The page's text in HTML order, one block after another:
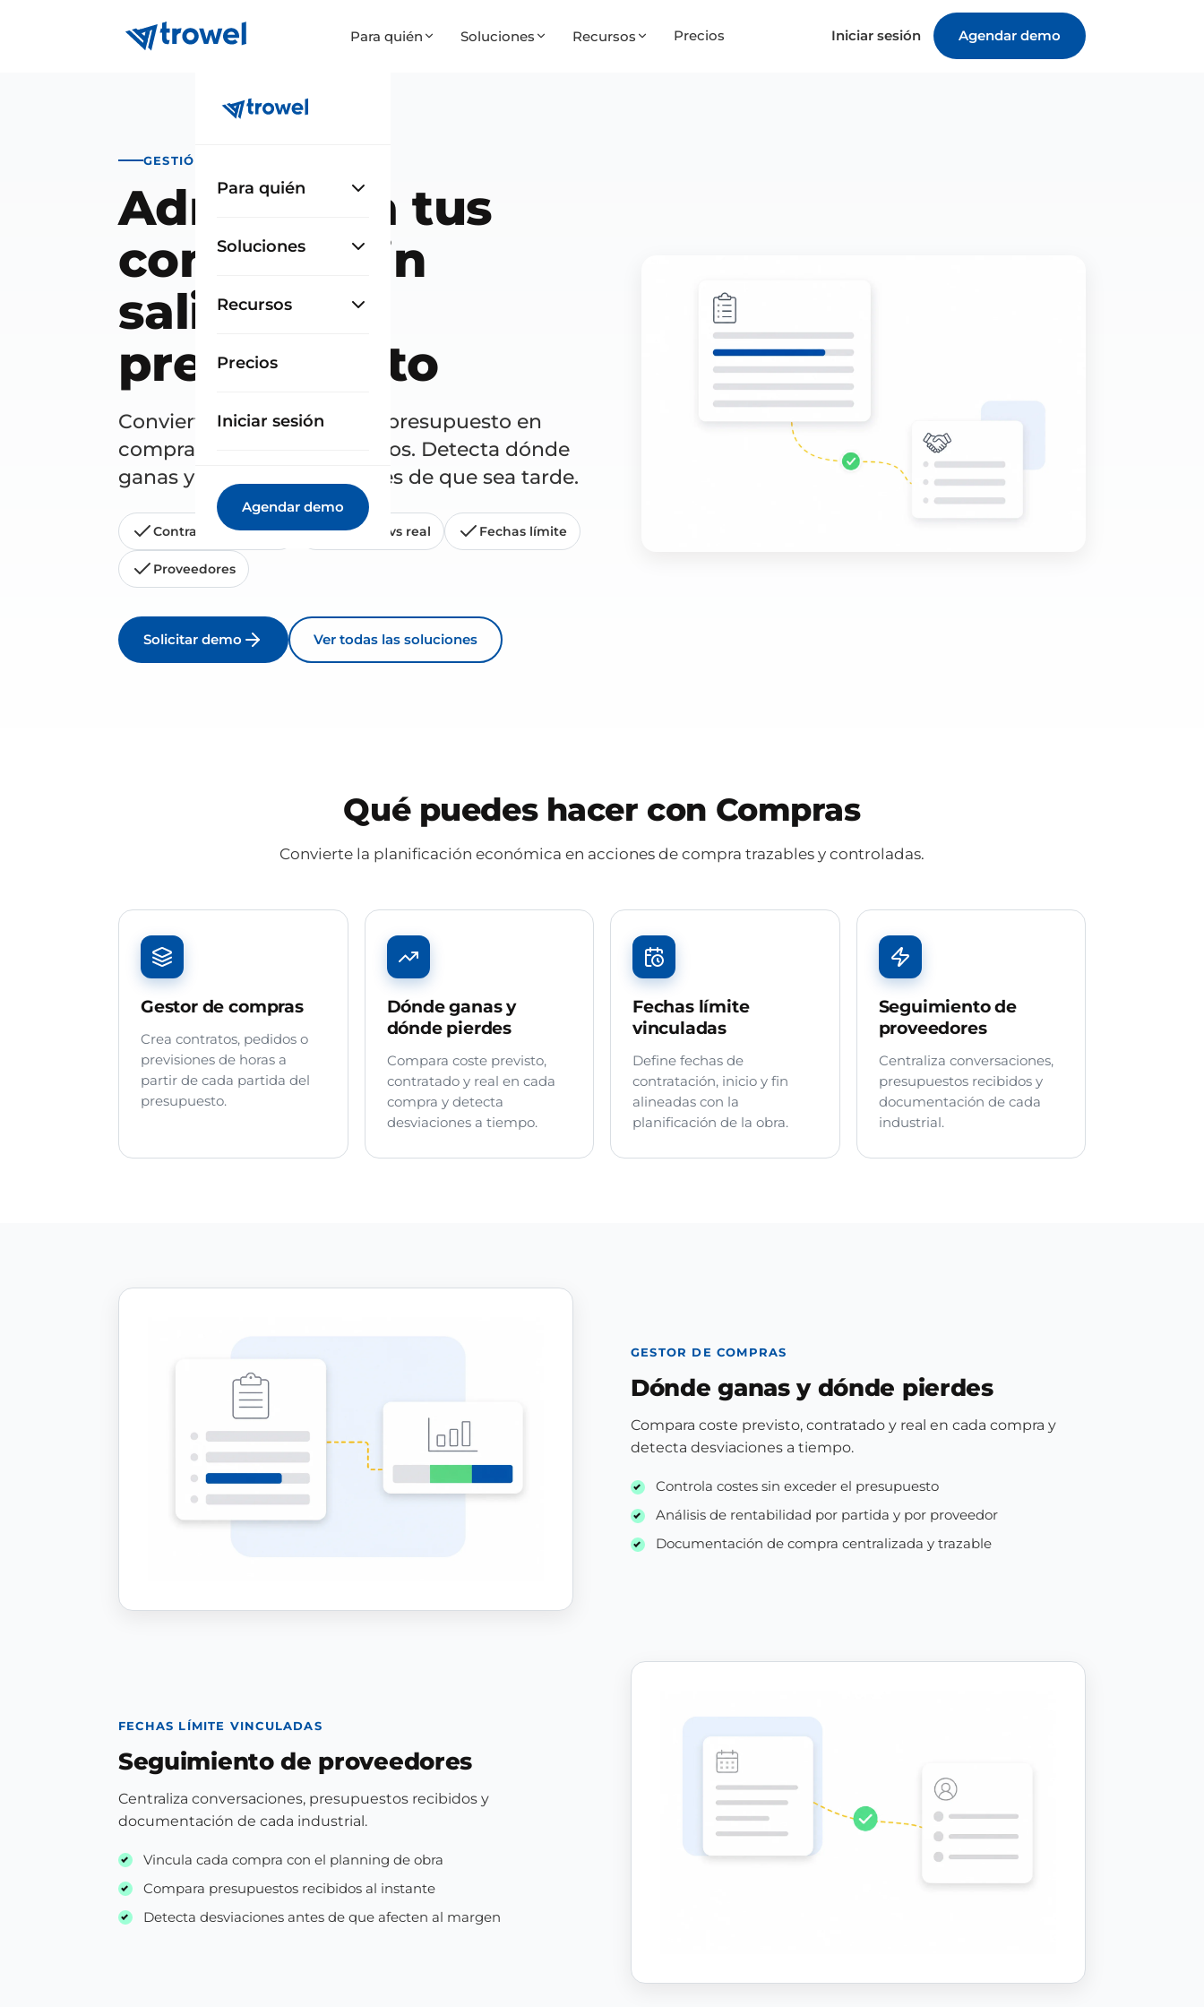
Para quién Soluciones Recursos Precios Iniciar sesión Agendar demo
Para quién
Soluciones
Recursos
Precios
Iniciar sesión
Agendar demo
GESTIÓN DE OBRA
Administra tus
compras sin
salirte del
presupuesto
Convierte cada partida del presupuesto en
compras, contratos y pedidos. Detecta dónde
ganas y dónde pierdes antes de que sea tarde.
Contratos y pedidos Previsto vs real Fechas límite
Proveedores
Solicitar demo Ver todas las soluciones
Qué puedes hacer con Compras
Convierte la planificación económica en acciones de compra trazables y controladas.
Gestor de compras
Crea contratos, pedidos o
previsiones de horas a
partir de cada partida del
presupuesto.
Dónde ganas y
dónde pierdes
Compara coste previsto,
contratado y real en cada
compra y detecta
desviaciones a tiempo.
Fechas límite
vinculadas
Define fechas de
contratación, inicio y fin
alineadas con la
planificación de la obra.
Seguimiento de
proveedores
Centraliza conversaciones,
presupuestos recibidos y
documentación de cada
industrial.
GESTOR DE COMPRAS
Dónde ganas y dónde pierdes
Compara coste previsto, contratado y real en cada compra y
detecta desviaciones a tiempo.
Controla costes sin exceder el presupuesto
Análisis de rentabilidad por partida y por proveedor
Documentación de compra centralizada y trazable
FECHAS LÍMITE VINCULADAS
Seguimiento de proveedores
Centraliza conversaciones, presupuestos recibidos y
documentación de cada industrial.
Vincula cada compra con el planning de obra
Compara presupuestos recibidos al instante
Detecta desviaciones antes de que afecten al margen